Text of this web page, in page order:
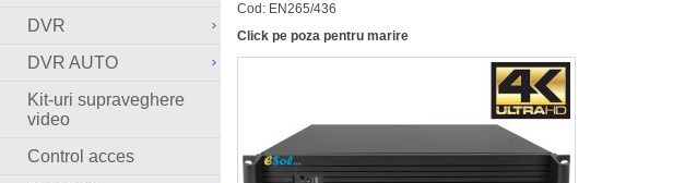
DVR
DVR AUTO
Kit-uri supraveghere
video
Control acces
Cod: EN265/436
Click pe poza pentru marire